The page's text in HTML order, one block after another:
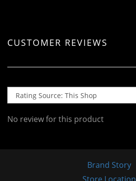
CUSTOMER REVIEWS
No review for this product
Brand Story